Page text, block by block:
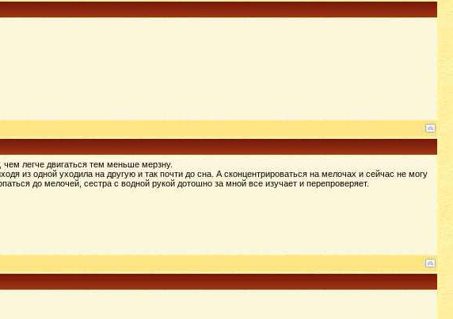
легче двигаться тем меньше мерзну.
из одной уходила на другую и так почти до сна. А сконцентрироваться на мелочах и сейчас не могу
до мелочей, сестра с водной рукой дотошно за мной все изучает и перепроверяет.